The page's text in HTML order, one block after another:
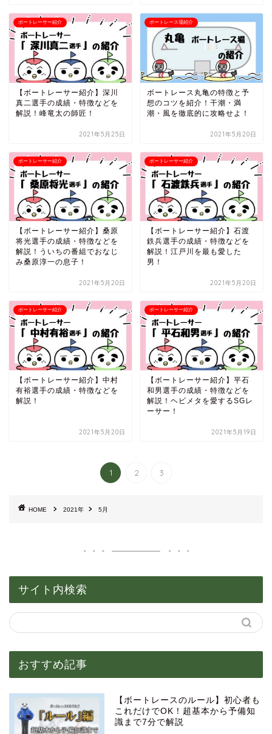
ボートレーサー紹介
【ボートレーサー紹介】深川
真二選手の成績・特徴などを
解説！峰竜太の師匠！
2021年5月25日
ボートレース場紹介
ボートレース丸亀の特徴と予
想のコツを紹介！干潮・満
潮・風を徹底的に攻略せよ！
2021年5月20日
ボートレーサー紹介
【ボートレーサー紹介】桑原
将光選手の成績・特徴などを
解説！ういちの番組でおなじ
み桑原淳一の息子！
2021年5月20日
ボートレーサー紹介
【ボートレーサー紹介】石渡
鉄兵選手の成績・特徴などを
解説！江戸川を最も愛した
男！
2021年5月20日
ボートレーサー紹介
【ボートレーサー紹介】中村
有裕選手の成績・特徴などを
解説！
2021年5月20日
ボートレーサー紹介
【ボートレーサー紹介】平石
和男選手の成績・特徴などを
解説！ヘビメタを愛するSGレ
ーサー！
2021年5月19日
1 2 3
HOME 2021年 5月
サイト内検索
おすすめ記事
【ボートレースのルール】初心者も
これだけでOK！超基本から予備知
識まで7分で解説